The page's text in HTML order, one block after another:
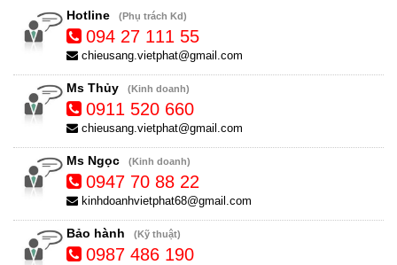
Hotline (Phụ trách Kd)
094 27 111 55
chieusang.vietphat@gmail.com
Ms Thủy (Kinh doanh)
0911 520 660
chieusang.vietphat@gmail.com
Ms Ngọc (Kinh doanh)
0947 70 88 22
kinhdoanhvietphat68@gmail.com
Bảo hành (Kỹ thuật)
0987 486 190